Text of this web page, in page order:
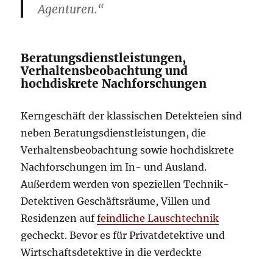
Agenturen.“
Beratungsdienstleistungen,
Verhaltensbeobachtung und
hochdiskrete Nachforschungen
Kerngeschäft der klassischen Detekteien sind
neben Beratungsdienstleistungen, die
Verhaltensbeobachtung sowie hochdiskrete
Nachforschungen im In- und Ausland.
Außerdem werden von speziellen Technik-
Detektiven Geschäftsräume, Villen und
Residenzen auffeindliche Lauschtechnik
gecheckt. Bevor es für Privatdetektive und
Wirtschaftsdetektive in die verdeckte